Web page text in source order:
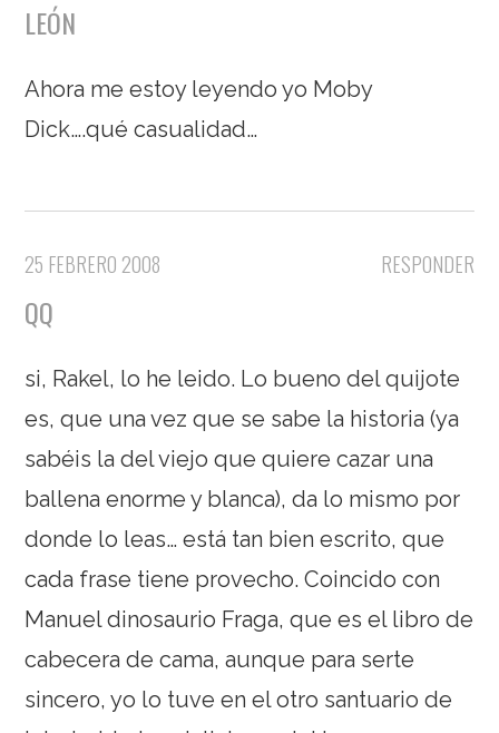
LEÓN
Ahora me estoy leyendo yo Moby
Dick….qué casualidad…
RESPONDER
25 FEBRERO 2008
QQ
si, Rakel, lo he leido. Lo bueno del quijote
es, que una vez que se sabe la historia (ya
sabéis la del viejo que quiere cazar una
ballena enorme y blanca), da lo mismo por
donde lo leas… está tan bien escrito, que
cada frase tiene provecho. Coincido con
Manuel dinosaurio Fraga, que es el libro de
cabecera de cama, aunque para serte
sincero, yo lo tuve en el otro santuario de